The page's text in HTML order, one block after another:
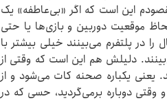
این است که اگر «بی‌عاطفه» یک
موقعیت دوربین و بازی‌ها یا حتی
در پلتفرم می‌بینند خیلی بیشتر با
دلیلش هم این است که وقتی از
یعنی یکباره صحنه کات می‌شود و از
دوباره برمی‌گردید، حسی که در